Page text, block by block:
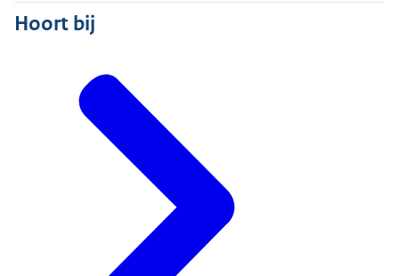
Hoort bij